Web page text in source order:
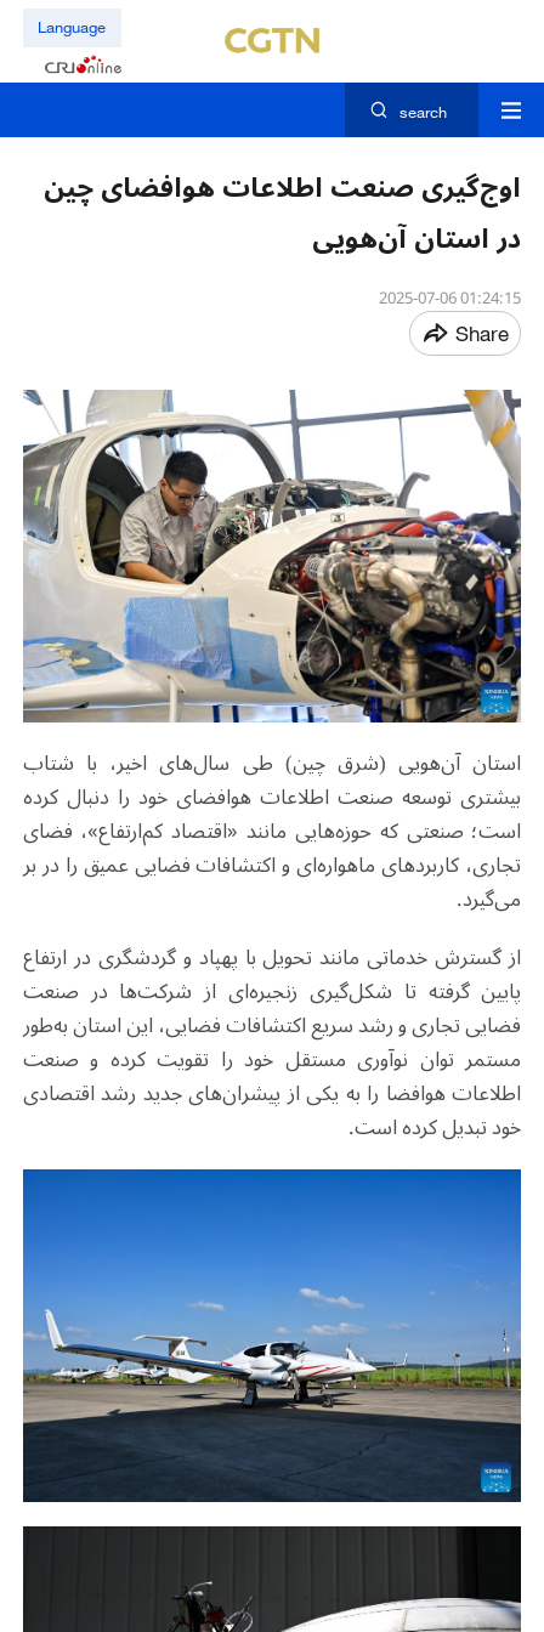
Language
search
اوج‌گیری صنعت اطلاعات هوافضای چین
در استان آن‌هویی
01:24:15 2025-07-06
Share
استان آن‌هویی (شرق چین) طی سال‌های اخیر، با شتاب
بیشتری توسعه صنعت اطلاعات هوافضای خود را دنبال کرده
است؛ صنعتی که حوزه‌هایی مانند «اقتصاد کم‌ارتفاع»، فضای
تجاری، کاربردهای ماهواره‌ای و اکتشافات فضایی عمیق را در بر
می‌گیرد.
از گسترش خدماتی مانند تحویل با پهپاد و گردشگری در ارتفاع
پایین گرفته تا شکل‌گیری زنجیره‌ای از شرکت‌ها در صنعت
فضایی تجاری و رشد سریع اکتشافات فضایی، این استان به‌طور
مستمر توان نوآوری مستقل خود را تقویت کرده و صنعت
اطلاعات هوافضا را به یکی از پیشران‌های جدید رشد اقتصادی
خود تبدیل کرده است.